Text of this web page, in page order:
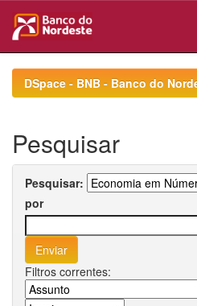
navigationDSpace - BNB - Banco do
Pesquisar
Pesquisar:
por
Filtros correntes: